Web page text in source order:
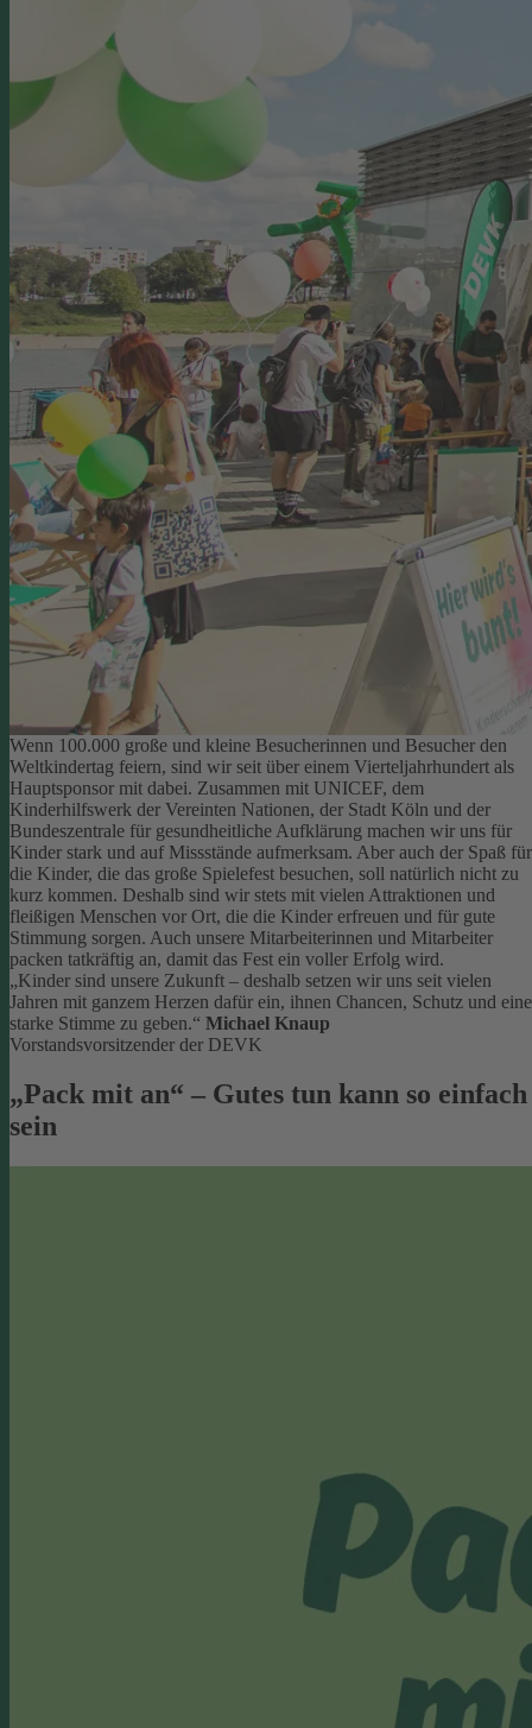
Wenn 100.000 große und kleine Besucherinnen und Besucher den
Weltkindertag feiern, sind wir seit über einem Vierteljahrhundert als
Hauptsponsor mit dabei. Zusammen mit UNICEF, dem
Kinderhilfswerk der Vereinten Nationen, der Stadt Köln und der
Bundeszentrale für gesundheitliche Aufklärung machen wir uns für
Kinder stark und auf Missstände aufmerksam. Aber auch der Spaß für
die Kinder, die das große Spielefest besuchen, soll natürlich nicht zu
kurz kommen. Deshalb sind wir stets mit vielen Attraktionen und
fleißigen Menschen vor Ort, die die Kinder erfreuen und für gute
Stimmung sorgen. Auch unsere Mitarbeiterinnen und Mitarbeiter
packen tatkräftig an, damit das Fest ein voller Erfolg wird.
„Kinder sind unsere Zukunft – deshalb setzen wir uns seit vielen
Jahren mit ganzem Herzen dafür ein, ihnen Chancen, Schutz und eine
starke Stimme zu geben.“ Michael Knaup
Vorstandsvorsitzender der DEVK
„Pack mit an“ – Gutes tun kann so einfach
sein